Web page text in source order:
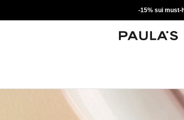
-15% sui must-